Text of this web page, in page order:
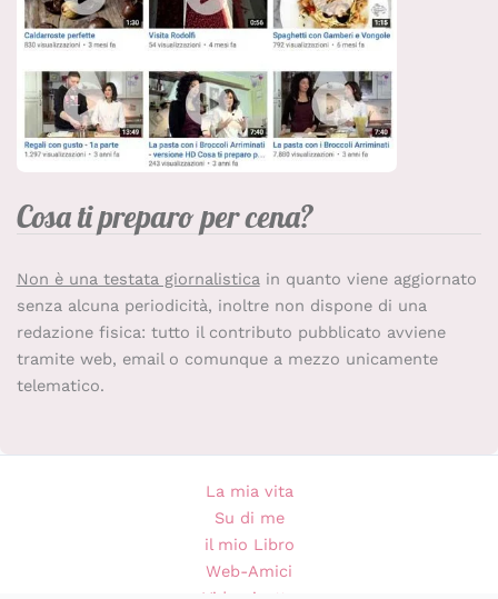
Cosa ti preparo per cena?
Non è una testata giornalisticain quanto viene aggiornato
senza alcuna periodicità, inoltre non dispone di una
redazione fisica: tutto il contributo pubblicato avviene
tramite web, email o comunque a mezzo unicamente
telematico.
La mia vita
Su di me
il mio Libro
Web-Amici